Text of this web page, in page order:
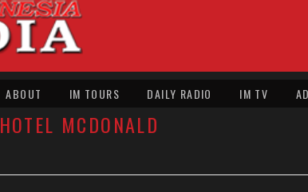
ABOUT IM TOURS DAILY RADIO IM TV
HOTEL MCDONALD